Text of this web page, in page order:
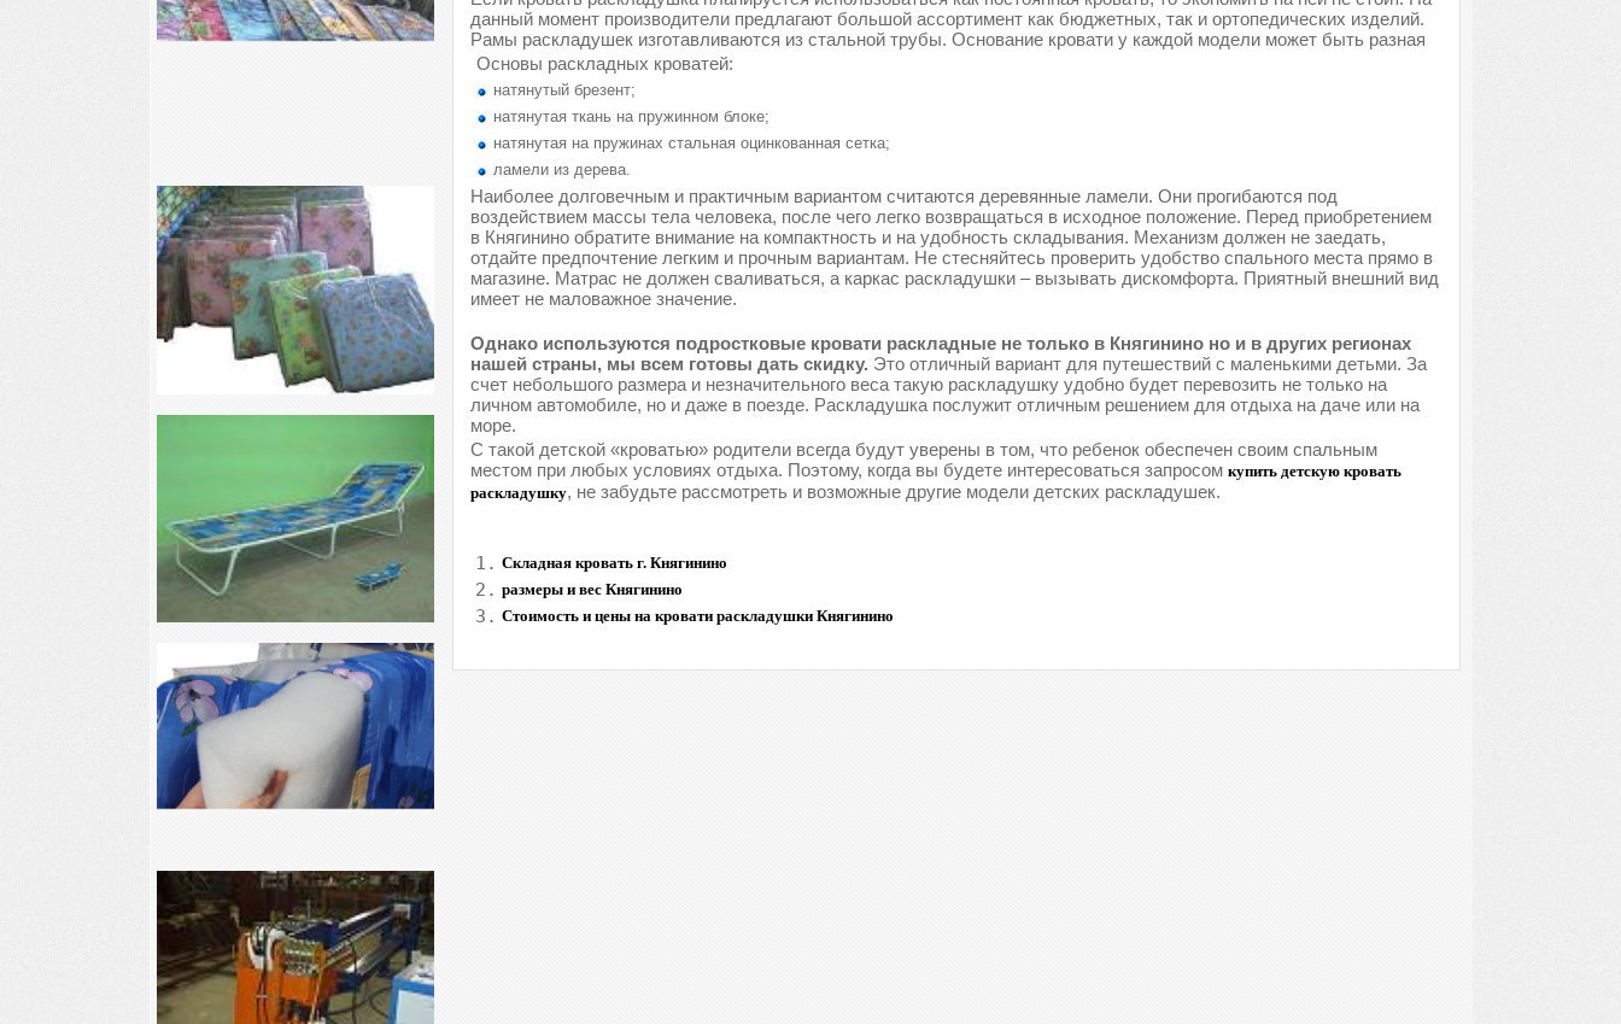
данный момент производители предлагают большой ассортимент как бюджетных, так и ортопедических изделий.
Рамы раскладушек изготавливаются из стальной трубы. Основание кровати у каждой модели может быть разная
Основы раскладных кроватей:
натянутый брезент;
натянутая ткань на пружинном блоке;
натянутая на пружинах стальная оцинкованная сетка;
ламели из дерева.
Наиболее долговечным и практичным вариантом считаются деревянные ламели. Они прогибаются под
воздействием массы тела человека, после чего легко возвращаться в исходное положение. Перед приобретением
в Княгинино обратите внимание на компактность и на удобность складывания. Механизм должен не заедать,
отдайте предпочтение легким и прочным вариантам. Не стесняйтесь проверить удобство спального места прямо в
магазине. Матрас не должен сваливаться, а каркас раскладушки – вызывать дискомфорта. Приятный внешний вид
имеет не маловажное значение.
Однако используются подростковые кровати раскладные не только в Княгинино но и в других регионах
нашей страны, мы всем готовы дать скидку. Это отличный вариант для путешествий с маленькими детьми. За
счет небольшого размера и незначительного веса такую раскладушку удобно будет перевозить не только на
личном автомобиле, но и даже в поезде. Раскладушка послужит отличным решением для отдыха на даче или на
море.
С такой детской «кроватью» родители всегда будут уверены в том, что ребенок обеспечен своим спальным
местом при любых условиях отдыха. Поэтому, когда вы будете интересоваться запросом купить детскую кровать
раскладушку, не забудьте рассмотреть и возможные другие модели детских раскладушек.
1. Складная кровать г. Княгинино
2. размеры и вес Княгинино
3. Стоимость и цены на кровати раскладушки Княгинино